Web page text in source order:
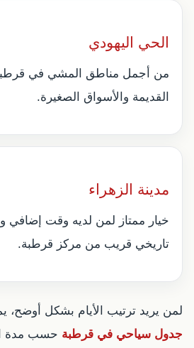
الحي اليهودي
من أجمل مناطق المشي في
القديمة والأسواق الصغيرة.
مدينة الزهراء
خيار ممتاز لمن لديه وقت إضافي
تاريخي قريب من مركز قرطبة.
لمن يريد ترتيب الأيام بشكل أوضح،
جدول سياحي في قرطبة حسب مدة